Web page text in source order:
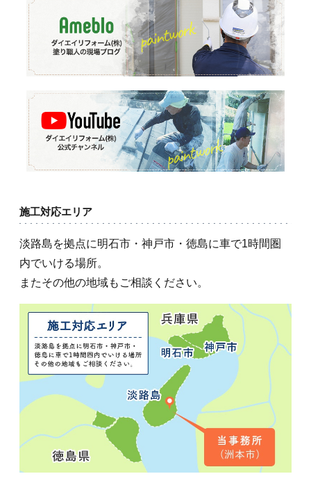
施工対応エリア
淡路島を拠点に明石市・神戸市・徳島に車で1時間圏
内でいける場所。
またその他の地域もご相談ください。